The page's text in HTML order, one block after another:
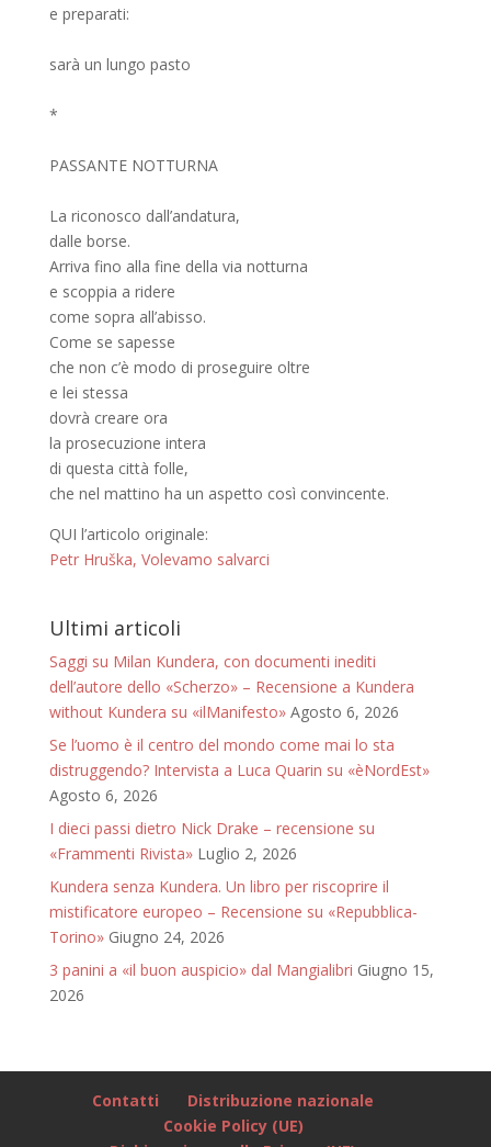
e preparati:
sarà un lungo pasto
*
PASSANTE NOTTURNA
La riconosco dall’andatura,
dalle borse.
Arriva fino alla fine della via notturna
e scoppia a ridere
come sopra all’abisso.
Come se sapesse
che non c’è modo di proseguire oltre
e lei stessa
dovrà creare ora
la prosecuzione intera
di questa città folle,
che nel mattino ha un aspetto così convincente.
QUI l’articolo originale:
Petr Hruška, Volevamo salvarci
Ultimi articoli
Saggi su Milan Kundera, con documenti inediti
dell’autore dello «Scherzo» – Recensione a Kundera
without Kundera su «ilManifesto» Agosto 6, 2026
Se l’uomo è il centro del mondo come mai lo sta
distruggendo? Intervista a Luca Quarin su «èNordEst»
Agosto 6, 2026
I dieci passi dietro Nick Drake – recensione su
«Frammenti Rivista» Luglio 2, 2026
Kundera senza Kundera. Un libro per riscoprire il
mistificatore europeo – Recensione su «Repubblica-
Torino» Giugno 24, 2026
3 panini a «il buon auspicio» dal Mangialibri Giugno 15,
2026
Contatti
Distribuzione nazionale
Cookie Policy (UE)